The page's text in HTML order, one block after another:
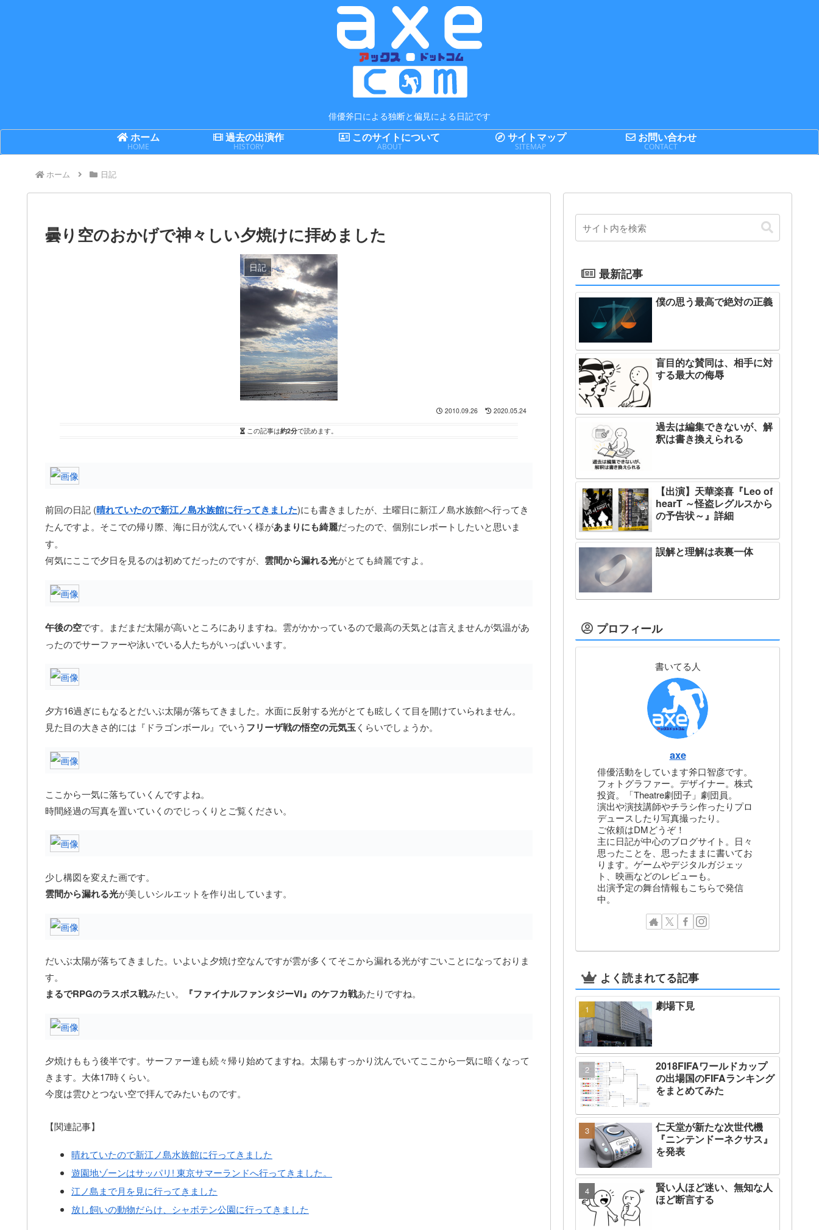
俳優斧口による独断と偏見による日記です
ホーム
HOME
過去の出演作
HISTORY
このサイトについて
ABOUT
サイトマップ
SITEMAP
お問い合わせ
CONTACT
ホーム 日記
曇り空のおかげで神々しい夕焼けに拝めました
日記
2010.09.26 2020.05.24
この記事は約2分で読めます。
前回の日記 (晴れていたので新江ノ島水族館に行ってきました)にも書きましたが、土曜日に新江ノ島水族館へ行ってき
たんですよ。そこでの帰り際、海に日が沈んでいく様があまりにも綺麗だったので、個別にレポートしたいと思いま
す。
何気にここで夕日を見るのは初めてだったのですが、 雲間から漏れる光がとても綺麗ですよ。
午後の空です。まだまだ太陽が高いところにありますね。雲がかかっているので最高の天気とは言えませんが気温があ
ったのでサーファーや泳いでいる人たちがいっぱいいます。
夕方16過ぎにもなるとだいぶ太陽が落ちてきました。水面に反射する光がとても眩しくて目を開けていられません。
見た目の大きさ的には『ドラゴンボール』でいう フリーザ戦の悟空の元気玉くらいでしょうか。
ここから一気に落ちていくんですよね。
時間経過の写真を置いていくのでじっくりとご覧ください。
少し構図を変えた画です。
雲間から漏れる光が美しいシルエットを作り出しています。
だいぶ太陽が落ちてきました。いよいよ夕焼け空なんですが雲が多くてそこから漏れる光がすごいことになっておりま
す。
まるでRPGのラスボス戦みたい。 『ファイナルファンタジーVI』のケフカ戦あたりですね。
夕焼けももう後半です。サーファー達も続々帰り始めてますね。太陽もすっかり沈んでいてここから一気に暗くなって
きます。大体17時くらい。
今度は雲ひとつない空で拝んでみたいものです。
【関連記事】
晴れていたので新江ノ島水族館に行ってきました
遊園地ゾーンはサッパリ! 東京サマーランドへ行ってきました。
江ノ島まで月を見に行ってきました
放し飼いの動物だらけ、シャボテン公園に行ってきました
最新記事
僕の思う最高で絶対の正義
盲目的な賛同は、相手に対
する最大の侮辱
過去は編集できないが、解
釈は書き換えられる
【出演】天華楽喜『Leo of
hearT ～怪盗レグルスから
の予告状～』詳細
誤解と理解は表裏一体
プロフィール
書いてる人
axe
俳優活動をしています斧口智彦です。
フォトグラファー。デザイナー。株式
投資。「Theatre劇団子」劇団員。
演出や演技講師やチラシ作ったりプロ
デュースしたり写真撮ったり。
ご依頼はDMどうぞ！
主に日記が中心のブログサイト。日々
思ったことを、思ったままに書いてお
ります。ゲームやデジタルガジェッ
ト、映画などのレビューも。
出演予定の舞台情報もこちらで発信
中。
よく読まれてる記事
劇場下見
2018FIFAワールドカップ
の出場国のFIFAランキング
をまとめてみた
仁天堂が新たな次世代機
『ニンテンドーネクサス』
を発表
賢い人ほど迷い、無知な人
ほど断言する